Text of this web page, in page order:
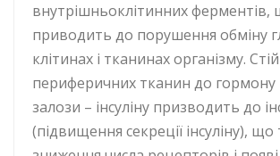
внутрішньоклітинних ферментів,
приводить до порушення обміну
клітинах і тканинах організму.
периферичних тканин до гормону
залози – інсуліну призводить до
(підвищення секреції інсуліну),